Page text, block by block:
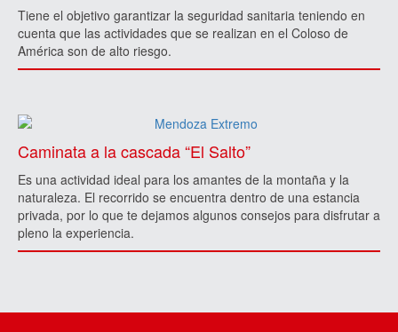
Tiene el objetivo garantizar la seguridad sanitaria teniendo en
cuenta que las actividades que se realizan en el Coloso de
América son de alto riesgo.
Caminata a la cascada “El Salto”
Es una actividad ideal para los amantes de la montaña y la
naturaleza. El recorrido se encuentra dentro de una estancia
privada, por lo que te dejamos algunos consejos para disfrutar a
pleno la experiencia.